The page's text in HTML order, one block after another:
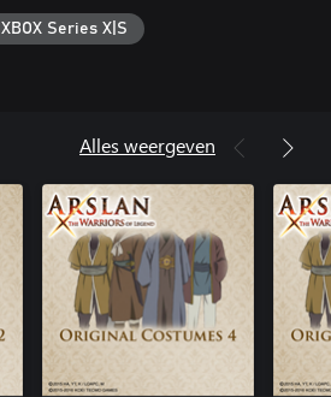
XBOX Series X|S
Alles weergeven